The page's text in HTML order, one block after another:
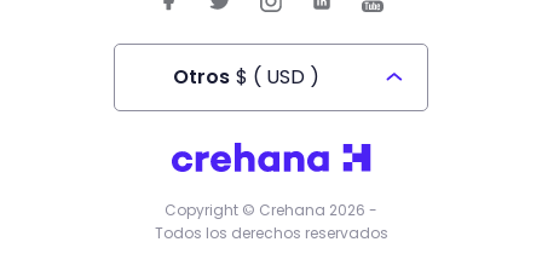
Otros $ ( USD )
Todos los derechos reservados